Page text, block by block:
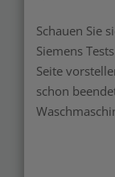
Schauen Sie
Siemens
Seite
schon